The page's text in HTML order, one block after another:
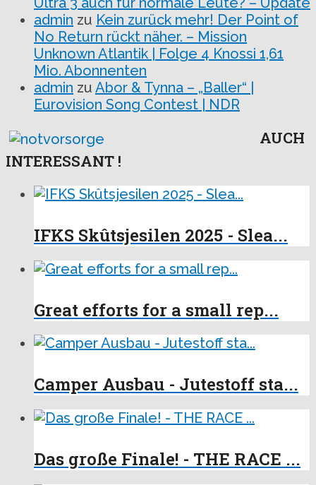
admin zu Kein zurück mehr! Der Point of
No Return rückt näher. – Mission
Unknown Atlantik | Folge 4 Knossi 1,61
Mio. Abonnenten
admin zu Abor & Tynna – „Baller“ |
Eurovision Song Contest | NDR
AUCH
INTERESSANT !
IFKS Skûtsjesilen 2025 - Slea...
Great efforts for a small rep...
Camper Ausbau - Jutestoff sta...
Das große Finale! - THE RACE ...